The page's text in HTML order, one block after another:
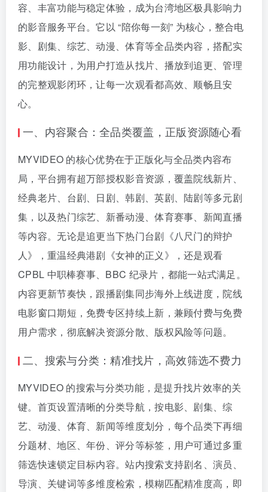
容、丰富功能与稳定体验，成为台湾地区极具影响力
的影音服务平台。它以 “陪你每一刻” 为核心，整合电
影、剧集、综艺、动漫、体育等全品类内容，搭配实
用功能设计，为用户打造从找片、播放到追更、管理
的完整观影闭环，让每一次观看都高效、顺畅且安
心。
一、内容聚合：全品类覆盖，正版资源随心看
MYVIDEO 的核心优势在于正版化与全品类内容布
局，平台拥有超万部授权影音资源，覆盖院线新片、
经典老片、台剧、日剧、韩剧、英剧、陆剧等多元剧
集，以及热门综艺、新番动漫、体育赛事、新闻直播
等内容。无论是追更当下热门台剧《八尺门的辩护
人》，重温经典港剧《女神的正义》，还是观看
CPBL 中职棒赛事、BBC 纪录片，都能一站式满足。
内容更新节奏快，跟播剧集同步海外上线进度，院线
电影窗口期短，免费专区持续上新，兼顾付费与免费
用户需求，彻底解决资源分散、版权风险等问题。
二、搜索与分类：精准找片，高效筛选不费力
MYVIDEO 的搜索与分类功能，是提升找片效率的关
键。首页设置清晰的分类导航，按电影、剧集、综
艺、动漫、体育、新闻等维度划分，每个品类下再细
分题材、地区、年份、评分等标签，用户可通过多重
筛选快速锁定目标内容。站内搜索支持剧名、演员、
导演、关键词等多维度检索，模糊匹配精准度高，即